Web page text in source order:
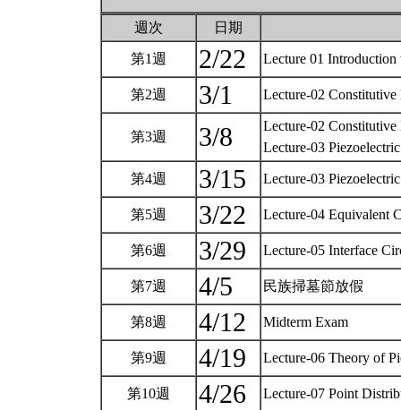
週次 日期
第1週 2/22 Lecture 01
第2週 3/1 Lecture-02 Constitutive
第3週 3/8
Lecture-02 Constitutive
Lecture-03
第4週 3/15 Lecture-03
第5週 3/22 Lecture-04 Equivalent
第6週 3/29 Lecture-05 Interface
第7週 4/5 民族掃墓節放假
第8週 4/12 Midterm Exam
第9週 4/19 Lecture-06 Theory of
第10週 4/26 Lecture-07 Point